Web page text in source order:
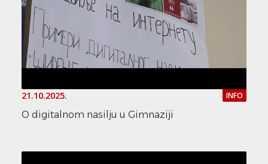
21.10.2025. INFO
O digitalnom nasilju u Gimnaziji